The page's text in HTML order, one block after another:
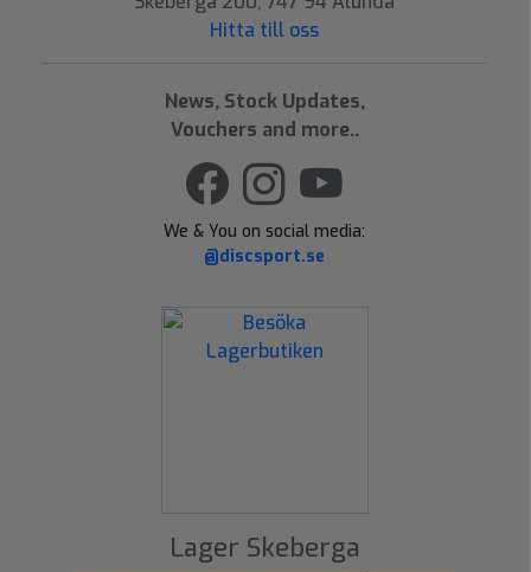
Hitta till oss
News, Stock Updates,
Vouchers and more..
We & You on social media:
@discsport.se
Lager Skeberga